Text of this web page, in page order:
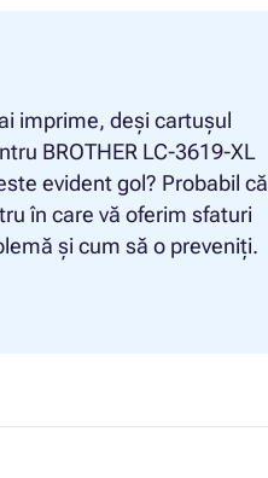
imprime, deși cartușul
BROTHER LC-3619-XL
evident gol? Probabil că
în care vă oferim sfaturi
și cum să o preveniți.